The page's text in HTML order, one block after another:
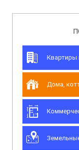
Квартиры
Дома,